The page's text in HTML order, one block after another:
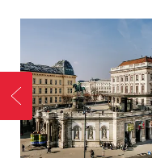
WSTECZ